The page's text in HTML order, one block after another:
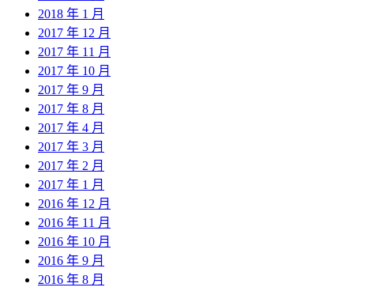
2018 年 1 月
2017 年 12 月
2017 年 11 月
2017 年 10 月
2017 年 9 月
2017 年 8 月
2017 年 4 月
2017 年 3 月
2017 年 2 月
2017 年 1 月
2016 年 12 月
2016 年 11 月
2016 年 10 月
2016 年 9 月
2016 年 8 月